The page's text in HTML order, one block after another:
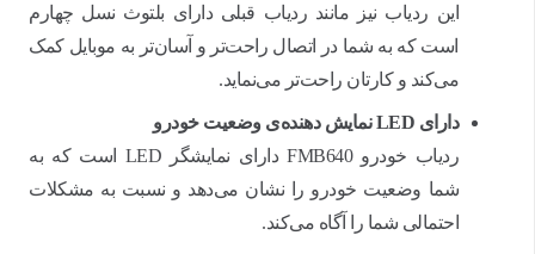
این ردیاب نیز مانند ردیاب قبلی دارای بلتوث نسل چهارم
است که به شما در اتصال راحت‌تر و آسان‌تر به موبایل کمک
می‌کند و کارتان راحت‌تر می‌نماید.
دارای LEDنمایش دهنده‌ی وضعیت خودرو
ردیاب خودرو FMB640 دارای نمایشگر LED است که به
شما وضعیت خودرو را نشان می‌دهد و نسبت به مشکلات
احتمالی شما را آگاه می‌کند.